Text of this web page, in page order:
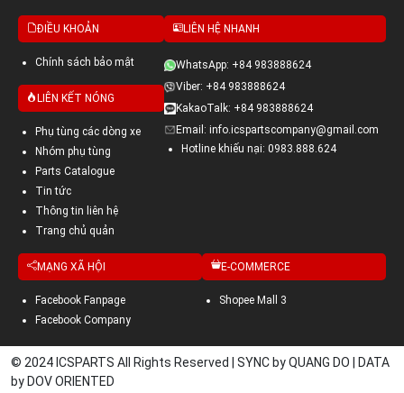
ĐIỀU KHOẢN
Chính sách bảo mật
LIÊN KẾT NÓNG
Phụ tùng các dòng xe
Nhóm phụ tùng
Parts Catalogue
Tin tức
Thông tin liên hệ
Trang chủ quản
LIÊN HỆ NHANH
WhatsApp: +84 983888624
Viber: +84 983888624
KakaoTalk: +84 983888624
Email: info.icspartscompany@gmail.com
Hotline khiếu nại: 0983.888.624
MẠNG XÃ HỘI
Facebook Fanpage
Facebook Company
E-COMMERCE
Shopee Mall 3
© 2024 ICSPARTS All Rights Reserved | SYNC by QUANG DO | DATA
by DOV ORIENTED